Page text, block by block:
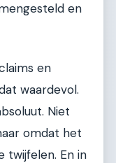
en
en
waardevol.
Niet
omdat het
twijfelen. En in